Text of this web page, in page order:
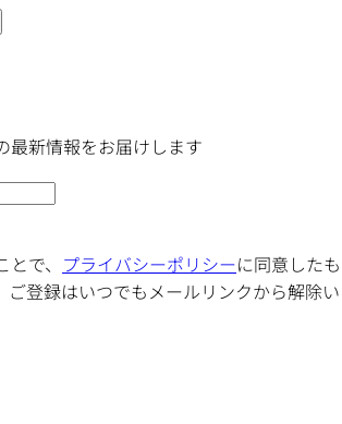
最新情報をお届けします
で、 プライバシーポリシーに同意したも
ご登録はいつでもメールリンクから解除い